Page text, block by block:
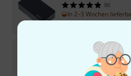
90
In 2–3 Wochen
97€
85 White
35
Sofort lieferbar